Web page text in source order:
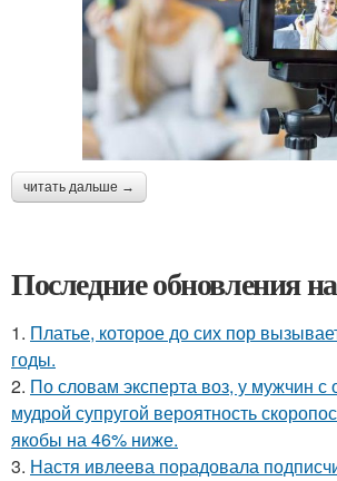
читать дальше →
Последние обновления
1. Платье, которое до сих пор
годы.
2. По словам эксперта воз, у мужчин с
мудрой супругой вероятность
якобы на 46% ниже.
3. Настя ивлеева порадовала